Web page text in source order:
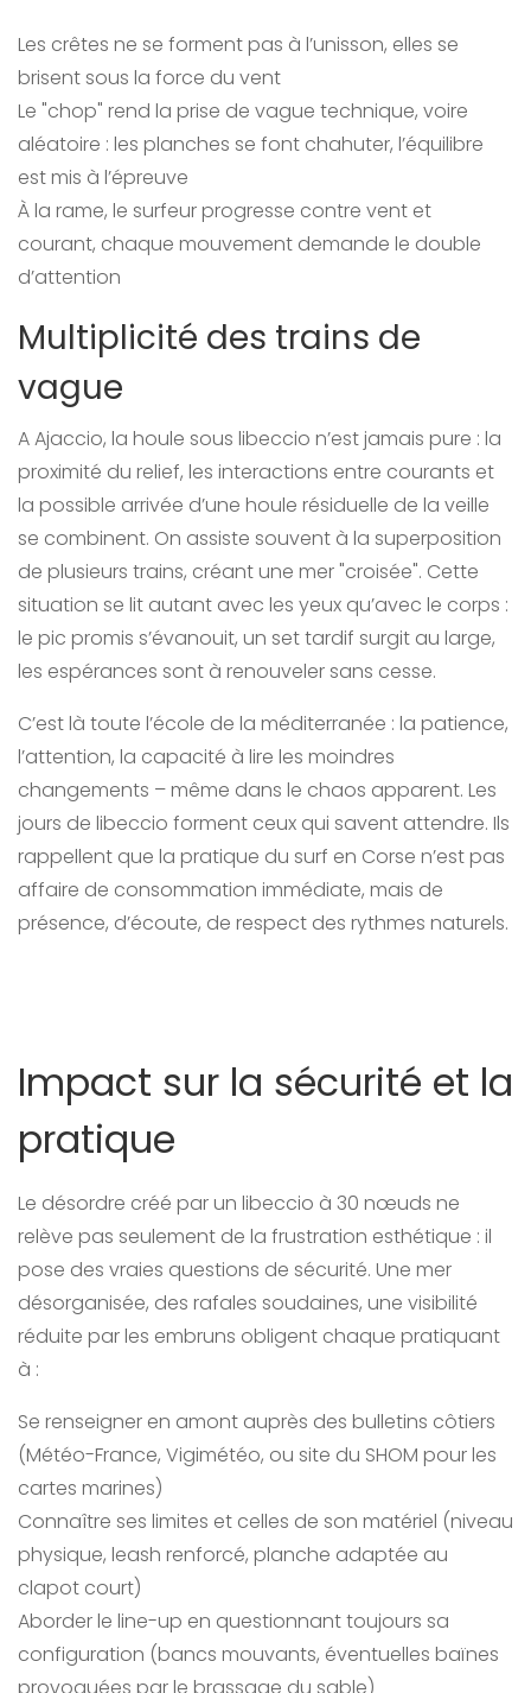
Les crêtes ne se forment pas à l’unisson, elles se
brisent sous la force du vent
Le "chop" rend la prise de vague technique, voire
aléatoire : les planches se font chahuter, l’équilibre
est mis à l’épreuve
À la rame, le surfeur progresse contre vent et
courant, chaque mouvement demande le double
d’attention
Multiplicité des trains de
vague
A Ajaccio, la houle sous libeccio n’est jamais pure : la
proximité du relief, les interactions entre courants et
la possible arrivée d’une houle résiduelle de la veille
se combinent. On assiste souvent à la superposition
de plusieurs trains, créant une mer "croisée". Cette
situation se lit autant avec les yeux qu’avec le corps :
le pic promis s’évanouit, un set tardif surgit au large,
les espérances sont à renouveler sans cesse.
C’est là toute l’école de la méditerranée : la patience,
l’attention, la capacité à lire les moindres
changements – même dans le chaos apparent. Les
jours de libeccio forment ceux qui savent attendre. Ils
rappellent que la pratique du surf en Corse n’est pas
affaire de consommation immédiate, mais de
présence, d’écoute, de respect des rythmes naturels.
Impact sur la sécurité et la
pratique
Le désordre créé par un libeccio à 30 nœuds ne
relève pas seulement de la frustration esthétique : il
pose des vraies questions de sécurité. Une mer
désorganisée, des rafales soudaines, une visibilité
réduite par les embruns obligent chaque pratiquant
à :
Se renseigner en amont auprès des bulletins côtiers
(Météo-France, Vigimétéo, ou site du SHOM pour les
cartes marines)
Connaître ses limites et celles de son matériel (niveau
physique, leash renforcé, planche adaptée au
clapot court)
Aborder le line-up en questionnant toujours sa
configuration (bancs mouvants, éventuelles baïnes